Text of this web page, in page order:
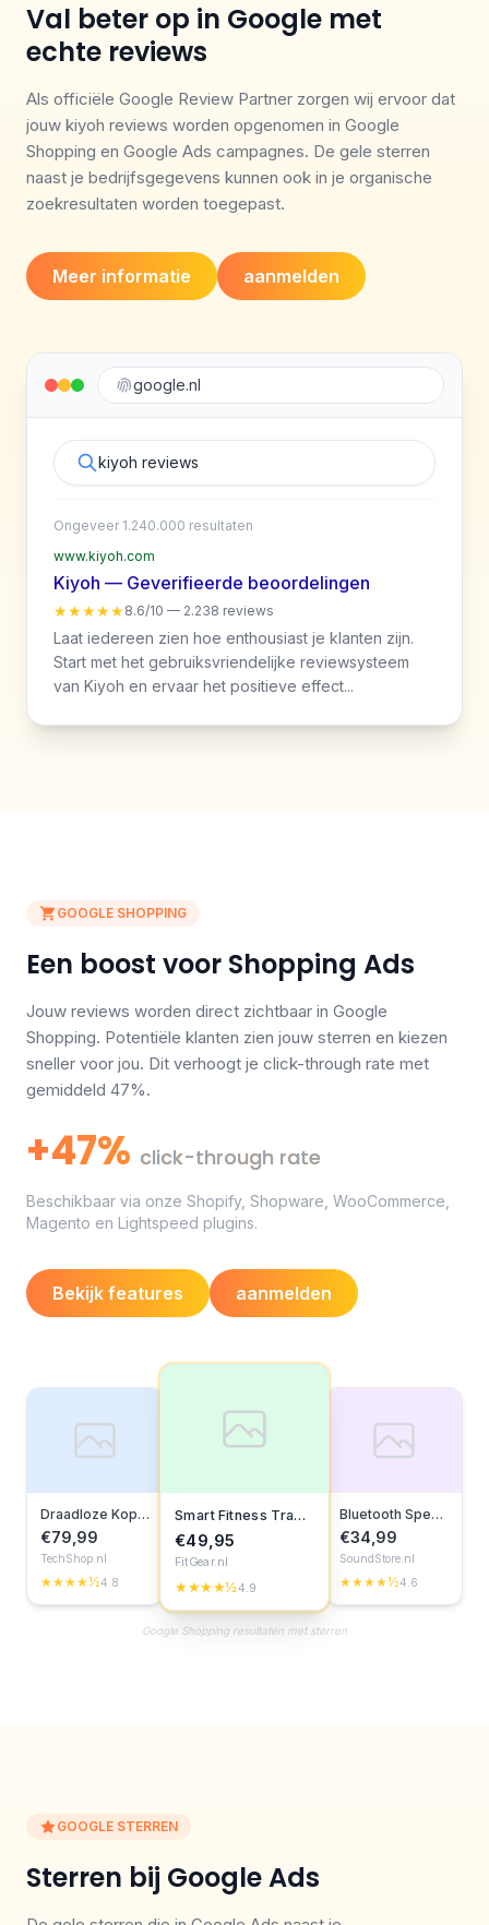
Val beter op in Google met
echte reviews
Als officiële Google Review Partner zorgen wij ervoor dat
jouw kiyoh reviews worden opgenomen in Google
Shopping en Google Ads campagnes. De gele sterren
naast je bedrijfsgegevens kunnen ook in je organische
zoekresultaten worden toegepast.
Meer informatie aanmelden
google.nl
kiyoh reviews
Ongeveer 1.240.000 resultaten
www.kiyoh.com
Kiyoh — Geverifieerde beoordelingen
★★★★★8.6/10 — 2.238 reviews
Laat iedereen zien hoe enthousiast je klanten zijn.
Start met het gebruiksvriendelijke reviewsysteem
van Kiyoh en ervaar het positieve effect...
Draadloze Koptelefoon
€79,99
TechShop.nl
★★★★½4.8
Smart Fitness Tracker
€49,95
FitGear.nl
★★★★½4.9
Bluetooth Speaker
€34,99
SoundStore.nl
★★★★½4.6
Google Shopping resultaten met sterren
GOOGLE SHOPPING
Een boost voor Shopping Ads
Jouw reviews worden direct zichtbaar in Google
Shopping. Potentiële klanten zien jouw sterren en kiezen
sneller voor jou. Dit verhoogt je click-through rate met
gemiddeld 47%.
+47% click-through rate
Beschikbaar via onze Shopify, Shopware, WooCommerce,
Magento en Lightspeed plugins.
Bekijk features aanmelden
GOOGLE STERREN
Sterren bij Google Ads